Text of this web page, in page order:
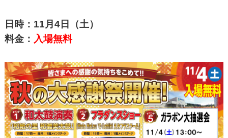
日時：11月4日（土）
料金： 入場無料